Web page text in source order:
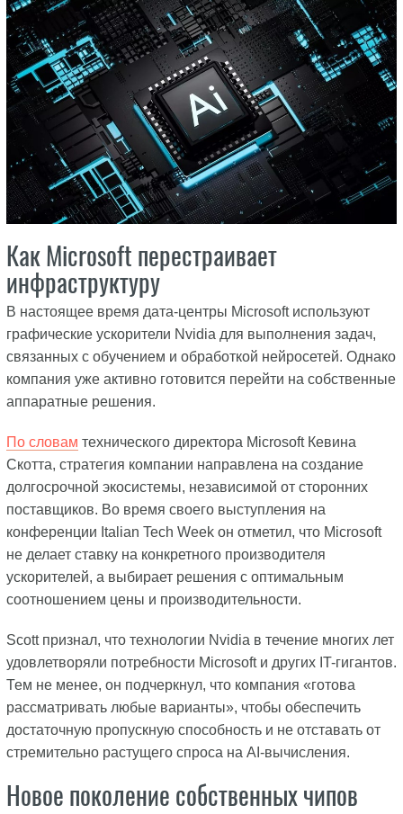
Как Microsoft перестраивает
инфраструктуру
В настоящее время дата-центры Microsoft используют
графические ускорители Nvidia для выполнения задач,
связанных с обучением и обработкой нейросетей. Однако
компания уже активно готовится перейти на собственные
аппаратные решения.
По словам технического директора Microsoft Кевина
Скотта, стратегия компании направлена на создание
долгосрочной экосистемы, независимой от сторонних
поставщиков. Во время своего выступления на
конференции Italian Tech Week он отметил, что Microsoft
не делает ставку на конкретного производителя
ускорителей, а выбирает решения с оптимальным
соотношением цены и производительности.
Scott признал, что технологии Nvidia в течение многих лет
удовлетворяли потребности Microsoft и других IT-гигантов.
Тем не менее, он подчеркнул, что компания «готова
рассматривать любые варианты», чтобы обеспечить
достаточную пропускную способность и не отставать от
стремительно растущего спроса на AI-вычисления.
Новое поколение собственных чипов